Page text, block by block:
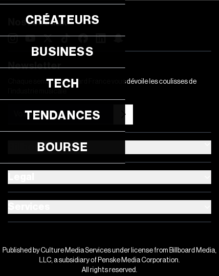
CRÉATEURS
BUSINESS
TECH
TENDANCES
BOURSE
Nos réseaux
Newsletter
Chaque semaine, Billboard France vous dévoile les coulisses de
Billboard France
Published by Culture Media Services under license from Billboard Media,
LLC, a subsidiary of Penske Media Corporation.
All rights reserved.